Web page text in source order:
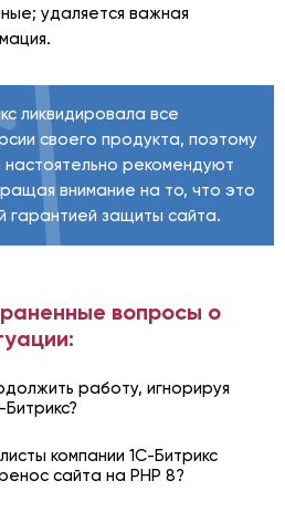
удаляется важная
ликвидировала все
своего продукта, поэтому
настоятельно рекомендуют
внимание на то, что это
гарантией защиты сайта.
вопросы о
работу, игнорируя
компании 1С-Битрикс
сайта на PHP 8?